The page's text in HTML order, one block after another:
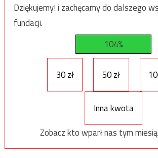
Dziękujemy! i zachęcamy do dalszego
fundacji.
104%
30 zł 50 zł
Inna kwota
Zobacz kto wparł nas tym